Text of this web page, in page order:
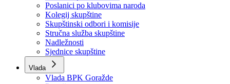
Skupština BPK Goražde
Rukovodstvo
Poslanici po strankama
Poslanici po klubovima naroda
Kolegij skupštine
Skupštinski odbori i komisije
Stručna služba skupštine
Nadležnosti
Sjednice skupštine